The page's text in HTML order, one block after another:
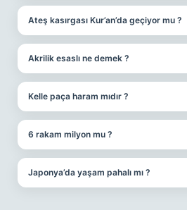
Ateş kasırgası Kur’an’da geçiyor mu ?
Akrilik esaslı ne demek ?
Kelle paça haram mıdır ?
6 rakam milyon mu ?
Japonya’da yaşam pahalı mı ?